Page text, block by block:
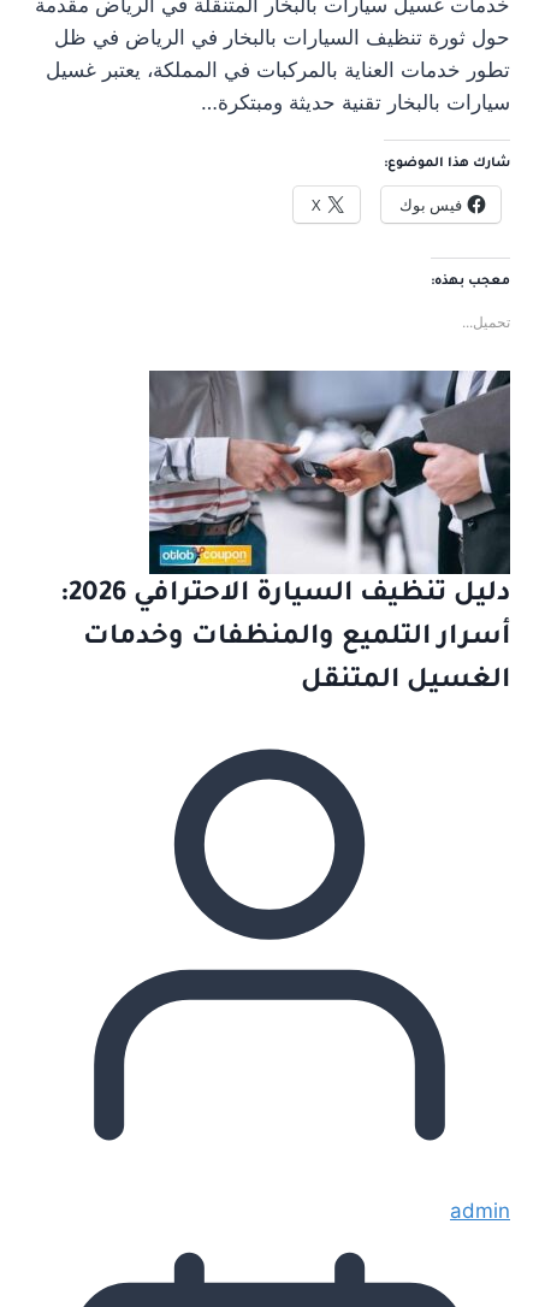
خدمات غسيل سيارات بالبخار المتنقلة في الرياض مقدمة
حول ثورة تنظيف السيارات بالبخار في الرياض في ظل
تطور خدمات العناية بالمركبات في المملكة، يعتبر غسيل
سيارات بالبخار تقنية حديثة ومبتكرة…
شارك هذا الموضوع:
فيس بوك X
معجب بهذه:
تحميل...
دليل تنظيف السيارة الاحترافي 2026:
أسرار التلميع والمنظفات وخدمات
الغسيل المتنقل
admin